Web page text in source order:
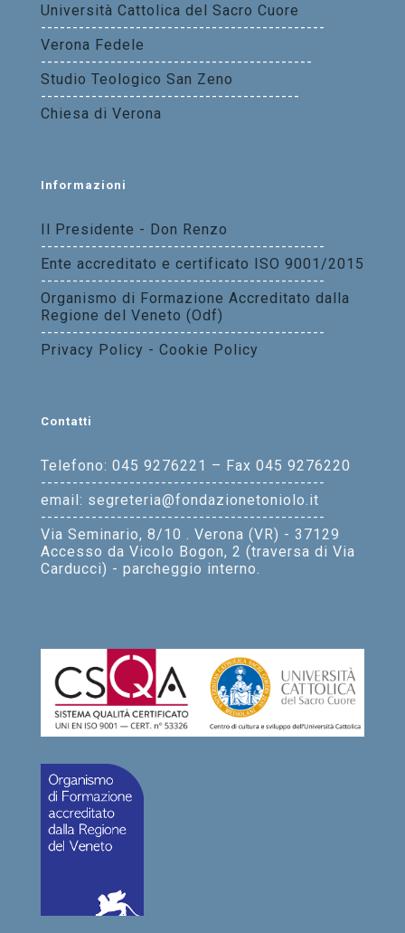
Università Cattolica del Sacro Cuore
---------------------------------------------
Verona Fedele
-------------------------------------------
Studio Teologico San Zeno
-----------------------------------------
Chiesa di Verona
Informazioni
Il Presidente - Don Renzo
---------------------------------------------
Ente accreditato e certificato ISO 9001/2015
---------------------------------------------
Organismo di Formazione Accreditato dalla
Regione del Veneto (Odf)
---------------------------------------------
Privacy Policy - Cookie Policy
Contatti
Telefono: 045 9276221 – Fax 045 9276220
---------------------------------------------
email: segreteria@fondazionetoniolo.it
---------------------------------------------
Via Seminario, 8/10 . Verona (VR) - 37129
Accesso da Vicolo Bogon, 2 (traversa di Via
Carducci) - parcheggio interno.